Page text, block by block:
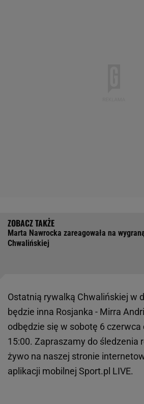
Marta Nawrocka zareagowała na
Chwalińskiej
Ostatnią rywalką Chwalińskiej w
będzie inna Rosjanka - Mirra
odbędzie się w sobotę 6 czerwca
15:00. Zapraszamy do śledzenia
żywo na naszej stronie
aplikacji mobilnej Sport.pl LIVE.